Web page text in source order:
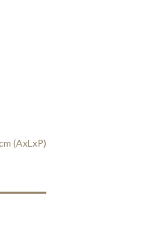
(AxLxP)